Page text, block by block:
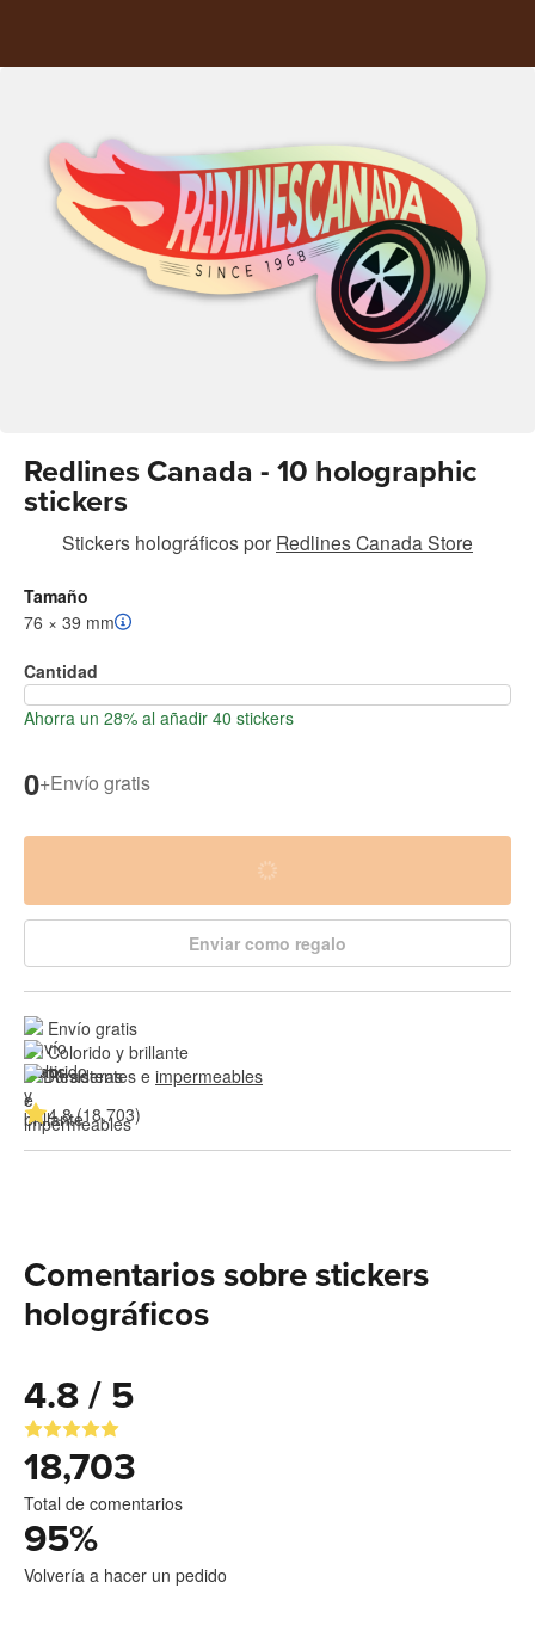
Redlines Canada - 10 holographic
stickers
Stickers holográficospor Redlines Canada Store
Tamaño
76 × 39 mm
Cantidad
Ahorra un 28% al añadir 40 stickers
0+Envío gratis
Enviar como regalo
Envío gratis
Colorido y brillante
Resistentes e impermeables
4.8 (18,703)
Comentarios sobre stickers
holográficos
4.8 / 5
18,703
Total de comentarios
95%
Volvería a hacer un pedido